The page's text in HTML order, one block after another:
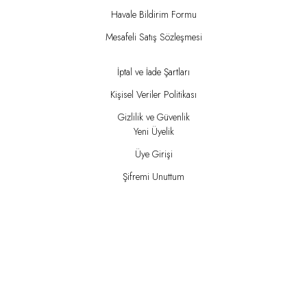
Havale Bildirim Formu
Mesafeli Satış Sözleşmesi
İptal ve İade Şartları
Kişisel Veriler Politikası
Gizlilik ve Güvenlik
Yeni Üyelik
Üye Girişi
Şifremi Unuttum